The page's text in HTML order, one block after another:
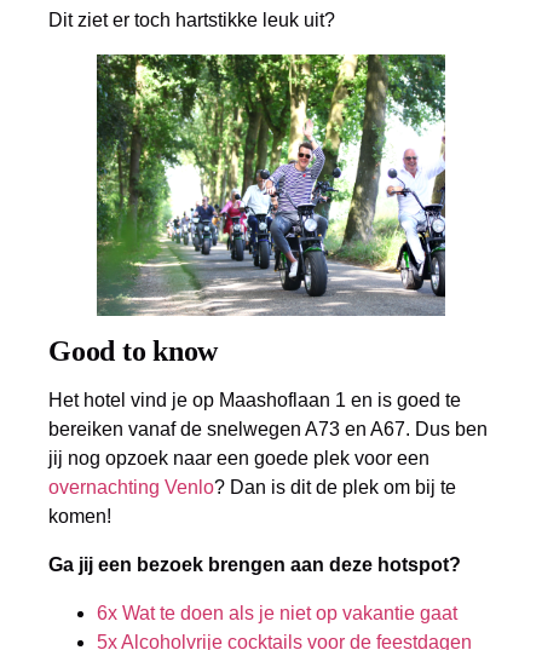
Dit ziet er toch hartstikke leuk uit?
Good to know
Het hotel vind je op Maashoflaan 1 en is goed te
bereiken vanaf de snelwegen A73 en A67. Dus ben
jij nog opzoek naar een goede plek voor een
overnachting Venlo? Dan is dit de plek om bij te
komen!
Ga jij een bezoek brengen aan deze hotspot?
6x Wat te doen als je niet op vakantie gaat
5x Alcoholvrije cocktails voor de feestdagen